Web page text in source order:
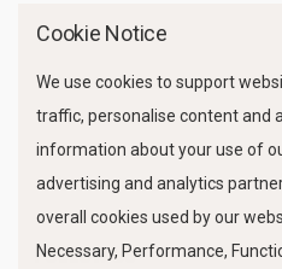
FOLLOW US
Cookie Notice
We use cookies to support
traffic, personalise content and
information about your use of
advertising and analytics
overall cookies used by our
Necessary, Performance,